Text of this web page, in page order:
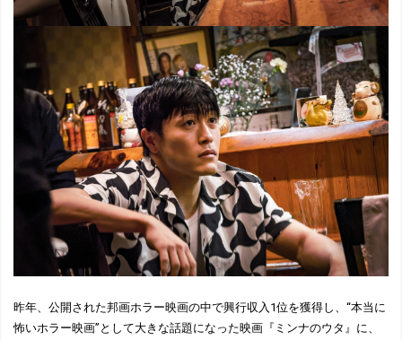
昨年、公開された邦画ホラー映画の中で興行収入1位を獲得し、“本当に
怖いホラー映画”として大きな話題になった映画『ミンナのウタ』に、